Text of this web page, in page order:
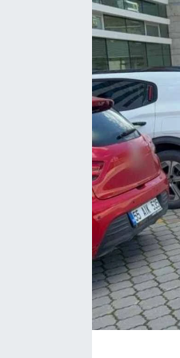
Daday Haberleri
Devrekani Haberleri
Doğanyurt Haberleri
Hanönü Haberleri
İhsangazi Haberleri
İnebolu Haberleri
Küre Haberleri
Merkez Haberleri